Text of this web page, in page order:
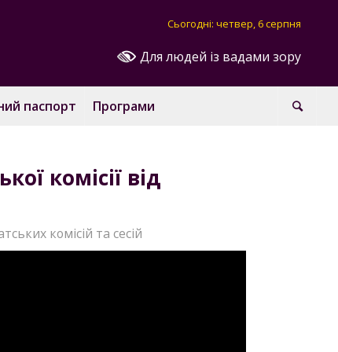
Для людей із вадами зору
Сьогодні: четвер, 6 серпня
паспорт Програми
комісії від
комісій та сесій